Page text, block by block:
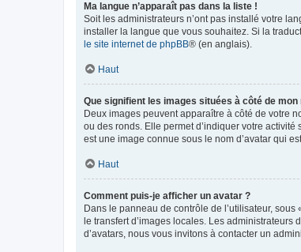
Ma langue n’apparaît pas dans la liste !
Soit les administrateurs n’ont pas installé votre
installer la langue que vous souhaitez. Si la
le site internet de phpBB® (en anglais).
Haut
Que signifient les images situées à côté de mon
Deux images peuvent apparaître à côté de votre
ou des ronds. Elle permet d’indiquer votre
est une image connue sous le nom d’avatar qui
Haut
Comment puis-je afficher un avatar ?
Dans le panneau de contrôle de l’utilisateur,
le transfert d’images locales. Les
d’avatars, nous vous invitons à contacter un